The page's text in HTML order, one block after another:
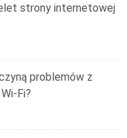
strony internetowej
problemów z
Fi?